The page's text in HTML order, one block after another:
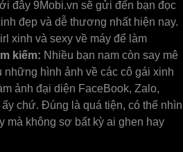
đây 9Mobi.vn sẽ gửi đến bạn đọc
đẹp và dễ thương nhất hiện nay.
xinh và sexy về máy để làm
kiếm: Nhiều bạn nam còn say mê
những hình ảnh về các cô gái xinh
ảnh đại diện FaceBook, Zalo,
chứ. Đúng là quá tiện, có thể nhìn
mà không sợ bất kỳ ai ghen hay